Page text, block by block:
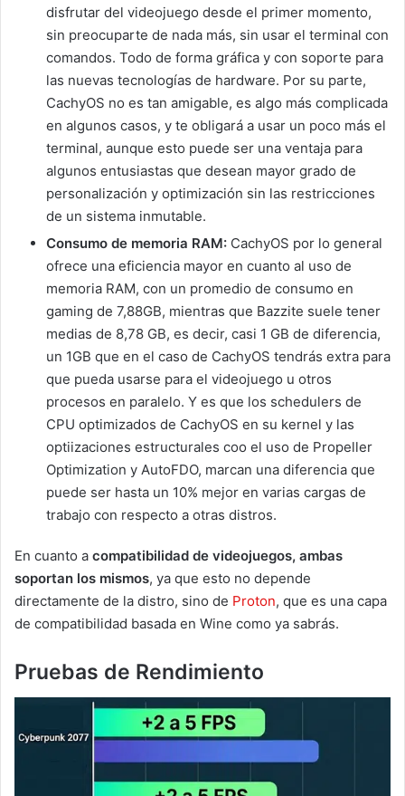
disfrutar del videojuego desde el primer momento,
sin preocuparte de nada más, sin usar el terminal con
comandos. Todo de forma gráfica y con soporte para
las nuevas tecnologías de hardware. Por su parte,
CachyOS no es tan amigable, es algo más complicada
en algunos casos, y te obligará a usar un poco más el
terminal, aunque esto puede ser una ventaja para
algunos entusiastas que desean mayor grado de
personalización y optimización sin las restricciones
de un sistema inmutable.
Consumo de memoria RAM: CachyOS por lo general
ofrece una eficiencia mayor en cuanto al uso de
memoria RAM, con un promedio de consumo en
gaming de 7,88GB, mientras que Bazzite suele tener
medias de 8,78 GB, es decir, casi 1 GB de diferencia,
un 1GB que en el caso de CachyOS tendrás extra para
que pueda usarse para el videojuego u otros
procesos en paralelo. Y es que los schedulers de
CPU optimizados de CachyOS en su kernel y las
optiizaciones estructurales coo el uso de Propeller
Optimization y AutoFDO, marcan una diferencia que
puede ser hasta un 10% mejor en varias cargas de
trabajo con respecto a otras distros.
En cuanto a compatibilidad de videojuegos, ambas
soportan los mismos, ya que esto no depende
directamente de la distro, sino de Proton, que es una capa
de compatibilidad basada en Wine como ya sabrás.
Pruebas de Rendimiento